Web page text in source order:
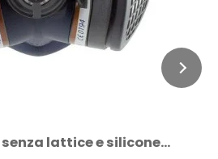
lattice e silicone...